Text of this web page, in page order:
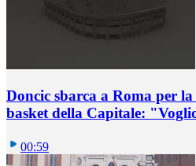
Doncic sbarca a Roma per
basket della Capitale:
00:59